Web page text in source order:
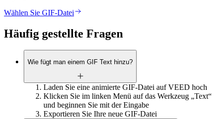
Wählen Sie GIF-Datei
Häufig gestellte Fragen
Wie fügt man einem GIF Text hinzu?
Laden Sie eine animierte GIF-Datei auf VEED hoch
Klicken Sie im linken Menü auf das Werkzeug „Text“
und beginnen Sie mit der Eingabe
Exportieren Sie Ihre neue GIF-Datei